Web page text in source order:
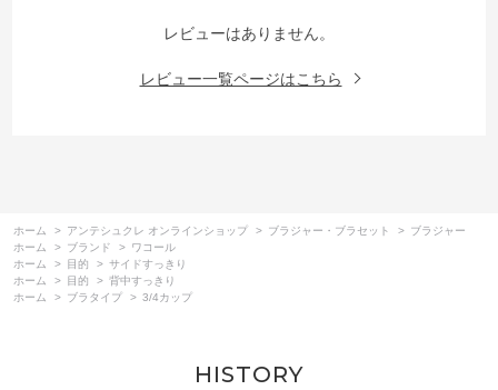
レビューはありません。
レビュー一覧ページはこちら
ホーム > アンテシュクレ オンラインショップ > ブラジャー・ブラセット > ブラジャー
ホーム
> ブランド > ワコール
ホーム
> 目的 > サイドすっきり
ホーム
> 目的 > 背中すっきり
ホーム
> ブラタイプ > 3/4カップ
HISTORY